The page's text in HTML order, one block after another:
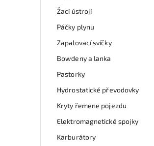
Žací ústrojí
Páčky plynu
Zapalovací svíčky
Bowdeny a lanka
Pastorky
Hydrostatické převodovky
Kryty řemene pojezdu
Elektromagnetické spojky
Karburátory